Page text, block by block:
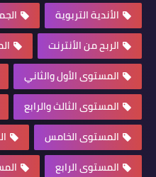
الأندية التربوية
الربح من الأنترنت
المستوى الأول والثاني
المستوى الثالث والرابع
المستوى الخامس
المستوى الرابع